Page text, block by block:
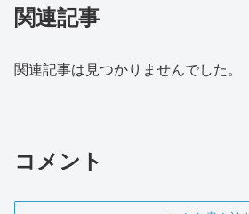
関連記事
関連記事は見つかりませんでした。
コメント